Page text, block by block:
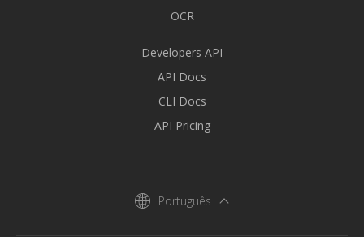
OCR
Developers API
API Docs
CLI Docs
API Pricing
Português